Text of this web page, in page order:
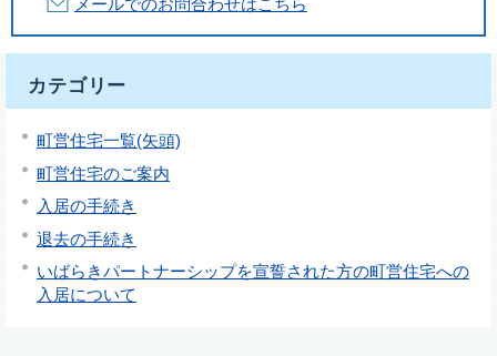
カテゴリー
町営住宅一覧(矢頭)
町営住宅のご案内
入居の手続き
退去の手続き
いばらきパートナーシップを宣誓された方の町営住宅への
入居について